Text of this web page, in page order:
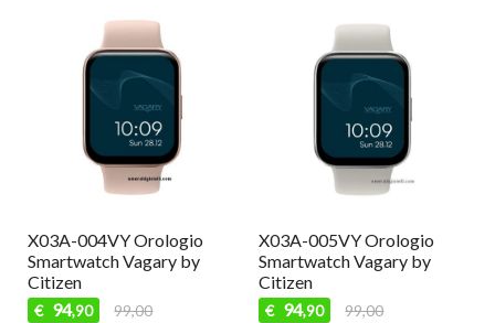
X03A-002VY Orologio
Smartwatch Vagary by
Citizen
€ 94,90
SWLJ005 Orologio
Smartwatch donna Liu jo
€